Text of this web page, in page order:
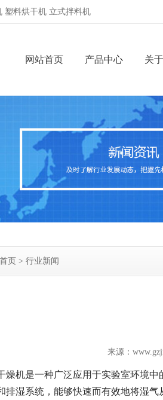
料烘干机 立式拌料机
网站首页 产品中心 关
首页 > 行业新闻
来源：
燥机是一种广泛应用于实验室环境
排湿系统，能够快速而有效地将湿气